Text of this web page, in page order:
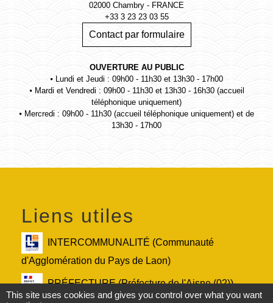
02000 Chambry - FRANCE
+33 3 23 23 03 55
Contact par formulaire
OUVERTURE AU PUBLIC
⦁ Lundi et Jeudi : 09h00 - 11h30 et 13h30 - 17h00
⦁ Mardi et Vendredi : 09h00 - 11h30 et 13h30 - 16h30 (accueil
téléphonique uniquement)
⦁ Mercredi : 09h00 - 11h30 (accueil téléphonique uniquement) et de
13h30 - 17h00
Liens utiles
INTERCOMMUNALITÉ (Communauté
d'Agglomération du Pays de Laon)
PRÉFECTURE (Préfecture de l'Aisne (02))
This site uses cookies and gives you control over what you want